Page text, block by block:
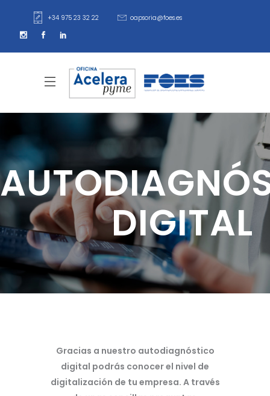
+34 975 23 32 22 oapsoria@foes.es
DIGITAL
Gracias a nuestro autodiagnóstico
digital podrás conocer el nivel de
digitalización de tu empresa. A través